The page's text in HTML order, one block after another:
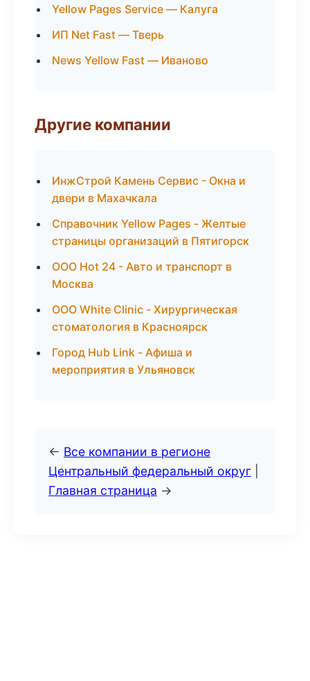
Yellow Pages Service — Калуга
ИП Net Fast — Тверь
News Yellow Fast — Иваново
Другие компании
ИнжСтрой Камень Сервис - Окна и
двери в Махачкала
Справочник Yellow Pages - Желтые
страницы организаций в Пятигорск
ООО Hot 24 - Авто и транспорт в
Москва
ООО White Clinic - Хирургическая
стоматология в Красноярск
Город Hub Link - Афиша и
мероприятия в Ульяновск
← Все компании в регионе
Центральный федеральный округ
Главная страница →